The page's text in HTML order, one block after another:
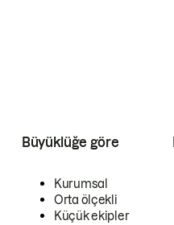
Büyüklüğe göre
Kurumsal
Orta ölçekli
Küçük ekipler